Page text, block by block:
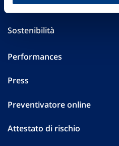
Altre informazioni
Sostenibilità
Performances
Press
Preventivatore online
Attestato di rischio